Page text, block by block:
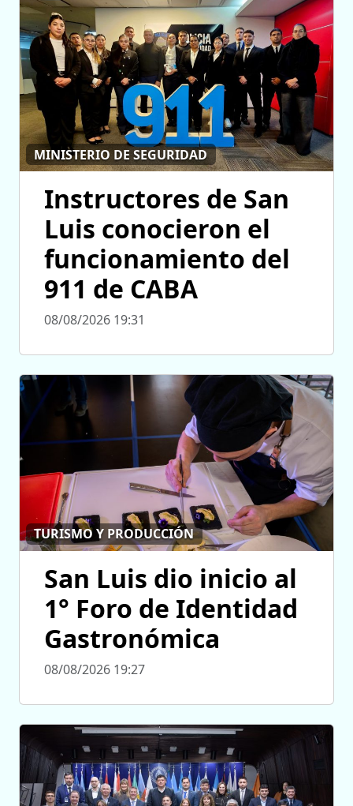
MINISTERIO DE SEGURIDAD
Instructores de San
Luis conocieron el
funcionamiento del
911 de CABA
08/08/2026 19:31
TURISMO Y PRODUCCIÓN
San Luis dio inicio al
1° Foro de Identidad
Gastronómica
08/08/2026 19:27